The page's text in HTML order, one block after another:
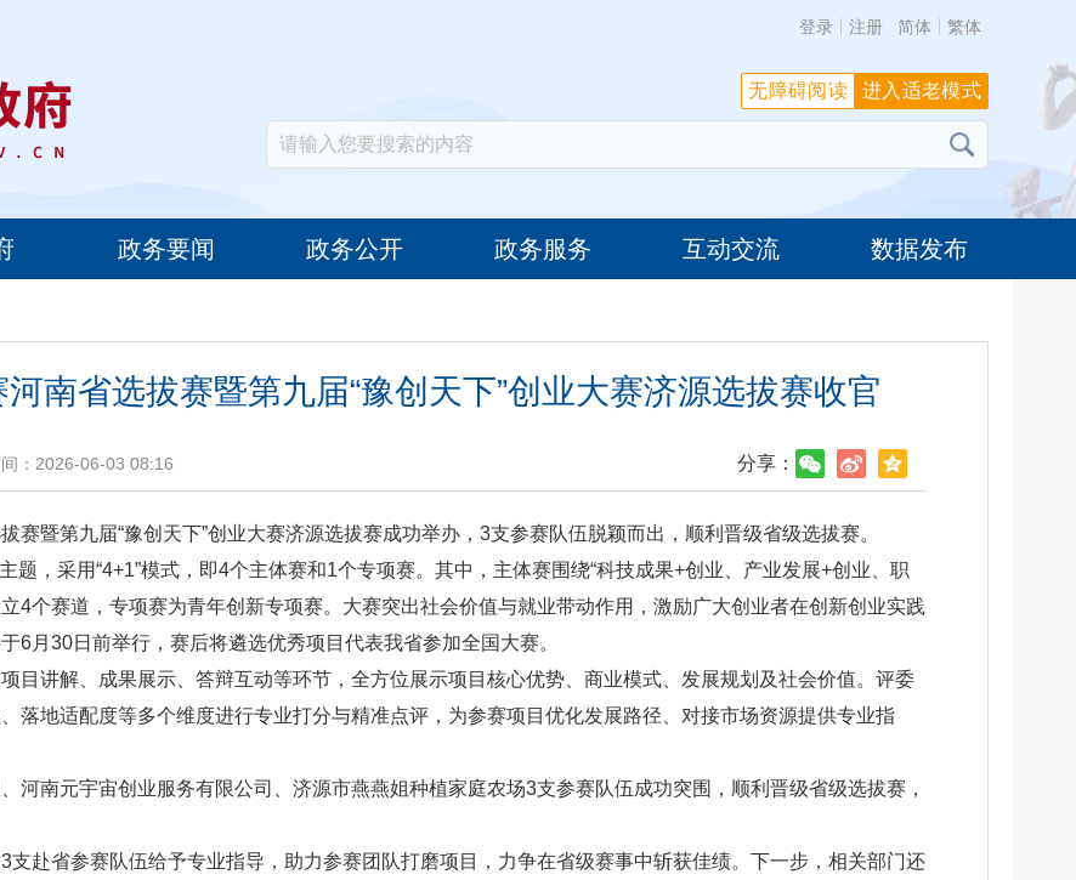
登录 注册 简体 繁体
政务要闻 政务公开 政务服务 互动交流 数据发布
进入适老模式
无障碍阅读
南省选拔赛暨第九届“豫创天下”创业大赛济源选拔赛收官
：2026-06-03 08:16 分享：
赛暨第九届“豫创天下”创业大赛济源选拔赛成功举办，3支参赛队伍脱颖而出，顺利晋级省级选拔赛。
题，采用“4+1”模式，即4个主体赛和1个专项赛。其中，主体赛围绕“科技成果+创业、产业发展+创业、职
4个赛道，专项赛为青年创新专项赛。大赛突出社会价值与就业带动作用，激励广大创业者在创新创业实践
6月30日前举行，赛后将遴选优秀项目代表我省参加全国大赛。
目讲解、成果展示、答辩互动等环节，全方位展示项目核心优势、商业模式、发展规划及社会价值。评委
落地适配度等多个维度进行专业打分与精准点评，为参赛项目优化发展路径、对接市场资源提供专业指
河南元宇宙创业服务有限公司、济源市燕燕姐种植家庭农场3支参赛队伍成功突围，顺利晋级省级选拔赛，
赴省参赛队伍给予专业指导，助力参赛团队打磨项目，力争在省级赛事中斩获佳绩。下一步，相关部门还